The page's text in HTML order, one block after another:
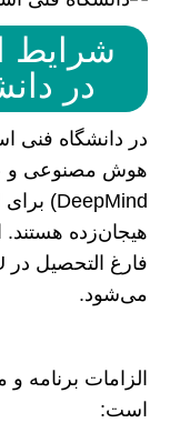
شرایط
در
در دانشگاه فنی
هیجان‌زده هستند.
می‌شود.
الزامات برنامه
است: